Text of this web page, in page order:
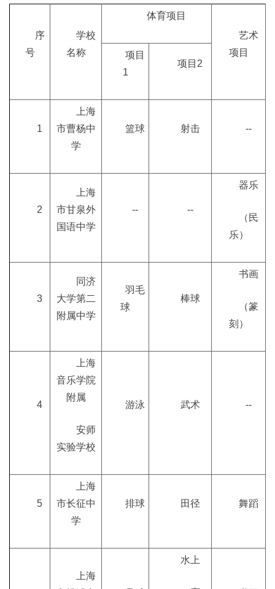
序
号
学校
名称
体育项目
艺术
项目
项目
1
项目2
1
上海
市曹杨中
学
篮球 射击 --
2
上海
市甘泉外
国语中学
-- --
器乐
（民
乐）
3
同济
大学第二
附属中学
羽毛
球
棒球
书画
（篆
刻）
4
上海
音乐学院
附属
安师
实验学校
游泳 武术 --
5
上海
市长征中
学
排球 田径 舞蹈
上海
水上